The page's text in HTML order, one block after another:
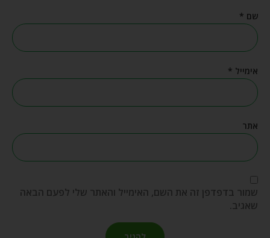
שם *
אימייל *
אתר
שמור בדפדפן זה את השם, האימייל והאתר שלי לפעם הבאה
שאגיב.